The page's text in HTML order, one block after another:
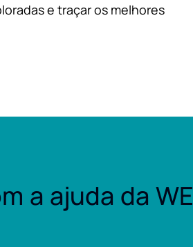
e traçar os melhores
a ajuda da WE